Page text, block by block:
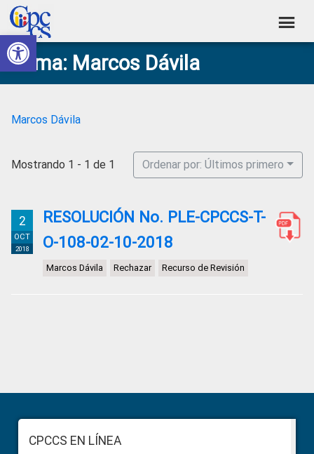
Abrir barra de herramientas
Skip
to
primary
navigation
Skip
to
main
content
Skip
to
primary
sidebar
Skip
to
footer
Consejo
de
Ciudadana
Control
Construyendo
Poder
Ciudadano
Tema: Marcos Dávila
Marcos Dávila
Mostrando 1 - 1 de 1 Ordenar por: Últimos primero
2
OCT
2018
RESOLUCIÓN No. PLE-CPCCS-T-
O-108-02-10-2018
Marcos Dávila Rechazar Recurso de Revisión
Sidebar
FooterCPCCS EN LÍNEA